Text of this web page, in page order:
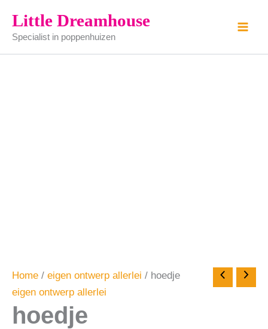
naar
inhoud
Little Dreamhouse
Specialist in poppenhuizen
Home / eigen ontwerp allerlei / hoedje
eigen ontwerp allerlei
hoedje
aantal